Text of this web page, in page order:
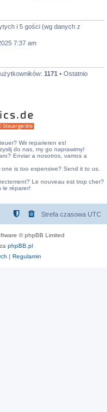
i 5 gości (wg danych z
7:37 am
1171 • Ostatnio
Wir reparieren es!
do nas, my go naprawimy!
Enviar a nosotros, vamos a
is too expensive? Send it to us.
Le nouveau est trop cher?
le réparer!
Strefa czasowa UTC
© phpBB Limited
phpBB.pl
Regulamin